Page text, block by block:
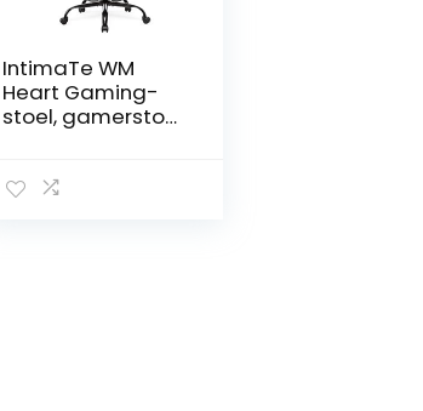
IntimaTe WM
Heart Gaming-
stoel, gamerstoel
rugleuning,